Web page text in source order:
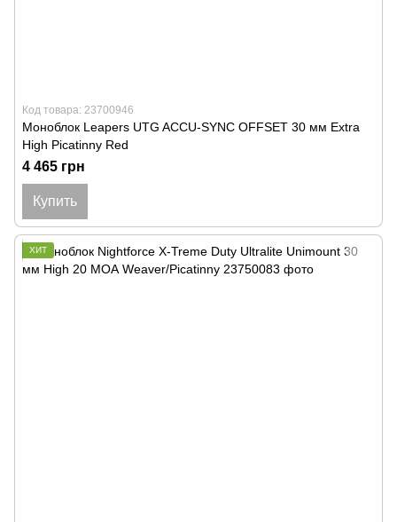
Код товара: 23700946
Моноблок Leapers UTG ACCU-SYNC OFFSET 30 мм Extra
High Picatinny Red
4 465 грн
Купить
ХИТ